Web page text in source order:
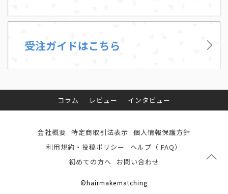
コラム レビュー インタビュー
会社概要 特定商取引法表示 個人情報保護方針
利用規約・投稿ポリシー
ヘルプ（ FAQ）
初めての方へ
お問い合わせ
©hairmakematching